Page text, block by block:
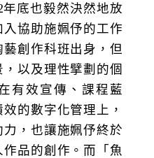
底也毅然決然地放
協助施姵伃的工作
創作科班出身，但
以及理性擘劃的個
有效宣傳、課程藍
的數字化管理上，
，也讓施姵伃終於
品的創作。而「魚